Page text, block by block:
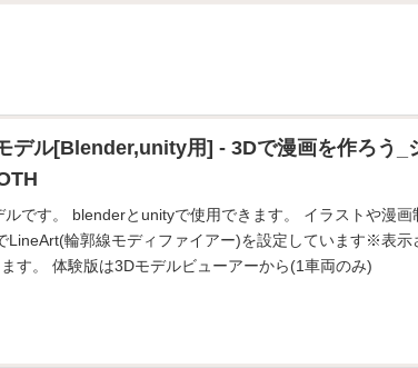
デル[Blender,unity用] - 3Dで漫画を作ろう_
ルです。 blenderとunityで使用できます。 イラストや漫画
LineArt(輪郭線モディファイアー)を設定しています※表示
す。 体験版は3Dモデルビューアーから(1車両のみ)